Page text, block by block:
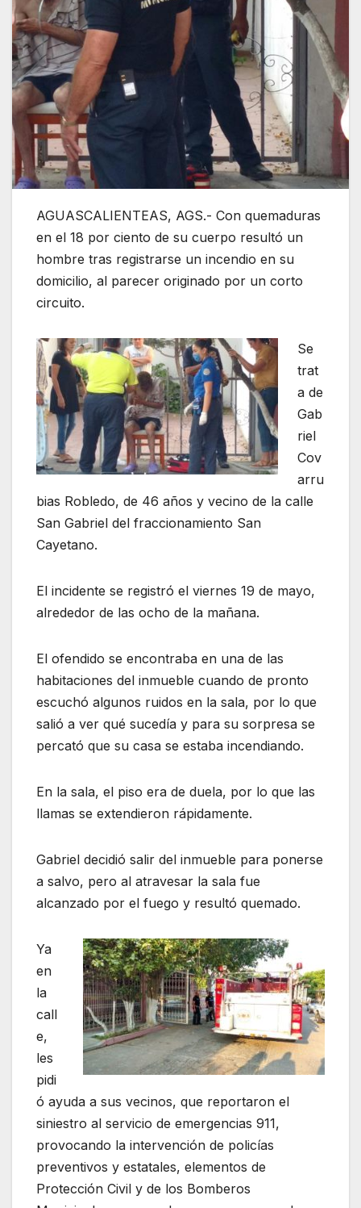
AGUASCALIENTEAS, AGS.- Con quemaduras
en el 18 por ciento de su cuerpo resultó un
hombre tras registrarse un incendio en su
domicilio, al parecer originado por un corto
circuito.
Se
trat
a de
Gab
riel
Cov
arru
bias Robledo, de 46 años y vecino de la calle
San Gabriel del fraccionamiento San
Cayetano.
El incidente se registró el viernes 19 de mayo,
alrededor de las ocho de la mañana.
El ofendido se encontraba en una de las
habitaciones del inmueble cuando de pronto
escuchó algunos ruidos en la sala, por lo que
salió a ver qué sucedía y para su sorpresa se
percató que su casa se estaba incendiando.
En la sala, el piso era de duela, por lo que las
llamas se extendieron rápidamente.
Gabriel decidió salir del inmueble para ponerse
a salvo, pero al atravesar la sala fue
alcanzado por el fuego y resultó quemado.
Ya
en
la
call
e,
les
pidi
ó ayuda a sus vecinos, que reportaron el
siniestro al servicio de emergencias 911,
provocando la intervención de policías
preventivos y estatales, elementos de
Protección Civil y de los Bomberos